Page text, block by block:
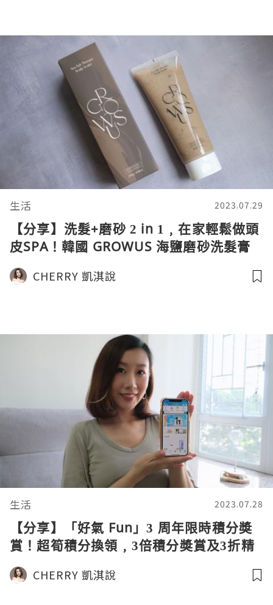
生活 2023.07.29
【分享】洗髮+磨砂 2 in 1﹐在家輕鬆做頭
皮SPA！韓國 GROWUS 海鹽磨砂洗髮膏
CHERRY 凱淇說
生活 2023.07.28
【分享】「好氣 Fun」3 周年限時積分奬
賞！超筍積分換領﹐3倍積分奬賞及3折精
選換購！萬勿錯過！
CHERRY 凱淇說